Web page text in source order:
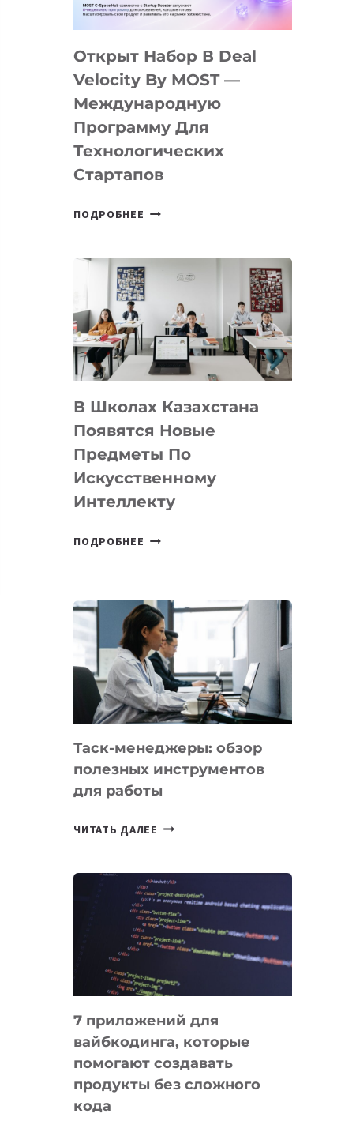
ДАЛ
ПОДРОСТКАМ
БИЛЕТ
IT-
ПРЕДПРИНИМАТЕЛЬСТВО
Открыт Набор В Deal
Velocity By MOST —
Международную
Программу Для
Технологических
Стартапов
ПОДРОБНЕЕ ОТКРЫТ
DEAL
VELOCITY
MOST
—
МЕЖДУНАРОДНУЮ
ДЛЯ
ТЕХНОЛОГИЧЕСКИХ
СТАРТАПОВ
В Школах Казахстана
Появятся Новые
Предметы По
Искусственному
Интеллекту
ПОДРОБНЕЕ
НОВЫЕ
ПРЕДМЕТЫ
ПО
ИСКУССТВЕННОМУ
ИНТЕЛЛЕКТУ
Таск-менеджеры: обзор
полезных инструментов
для работы
ЧИТАТЬ ДАЛЕЕ ТАСК-
ПОЛЕЗНЫХ
ИНСТРУМЕНТОВ
ДЛЯ
РАБОТЫ
7 приложений для
вайбкодинга, которые
помогают создавать
продукты без сложного
кода